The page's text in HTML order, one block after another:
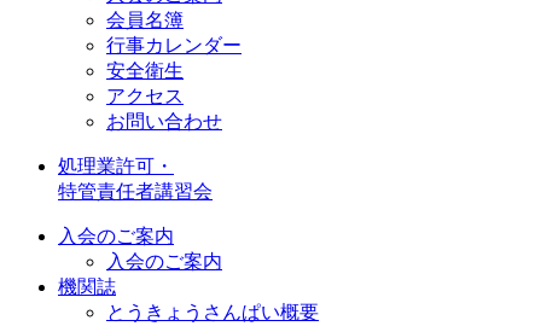
会員名簿
行事カレンダー
安全衛生
アクセス
お問い合わせ
処理業許可・
特管責任者講習会
入会のご案内
入会のご案内
機関誌
とうきょうさんぱい概要